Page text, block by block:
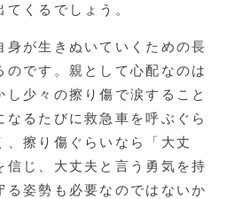
くるでしょう。
身が生きぬいていくための長
のです。親として心配なのは
少々の擦り傷で涙すること
るたびに救急車を呼ぶぐら
、擦り傷ぐらいなら「大丈
信じ、大丈夫と言う勇気を持
る姿勢も必要なのではないか